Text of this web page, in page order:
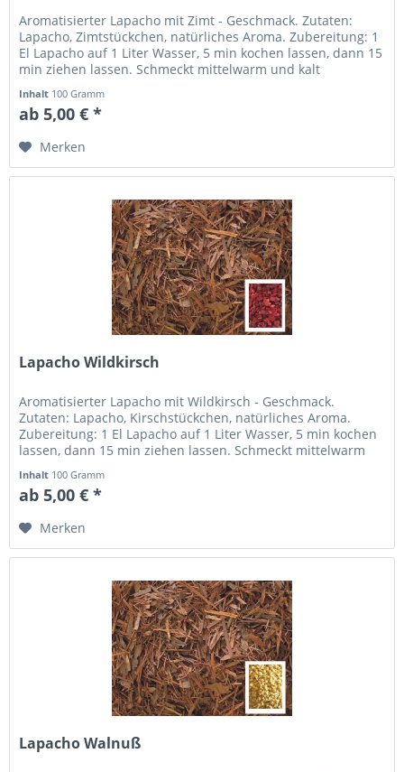
Aromatisierter Lapacho mit Zimt - Geschmack. Zutaten:
Lapacho, Zimtstückchen, natürliches Aroma. Zubereitung: 1
El Lapacho auf 1 Liter Wasser, 5 min kochen lassen, dann 15
min ziehen lassen. Schmeckt mittelwarm und kalt
Inhalt 100 Gramm
ab 5,00 € *
Merken
Lapacho Wildkirsch
Aromatisierter Lapacho mit Wildkirsch - Geschmack.
Zutaten: Lapacho, Kirschstückchen, natürliches Aroma.
Zubereitung: 1 El Lapacho auf 1 Liter Wasser, 5 min kochen
lassen, dann 15 min ziehen lassen. Schmeckt mittelwarm
Inhalt 100 Gramm
ab 5,00 € *
Merken
Lapacho Walnuß